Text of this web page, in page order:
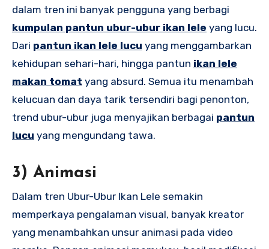
dalam tren ini banyak pengguna yang berbagi
kumpulan pantun ubur-ubur ikan lele yang lucu.
Dari pantun ikan lele lucu yang menggambarkan
kehidupan sehari-hari, hingga pantun ikan lele
makan tomat yang absurd. Semua itu menambah
kelucuan dan daya tarik tersendiri bagi penonton,
trend ubur-ubur juga menyajikan berbagai pantun
lucu yang mengundang tawa.
3) Animasi
Dalam tren Ubur-Ubur Ikan Lele semakin
memperkaya pengalaman visual, banyak kreator
yang menambahkan unsur animasi pada video